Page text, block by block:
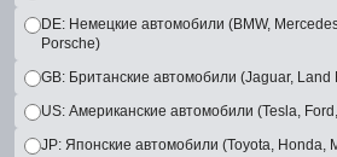
DE: Немецкие автомобили (BMW,
Porsche)
GB: Британские автомобили (Jaguar, Land
US: Американские автомобили (Tesla,
JP: Японские автомобили (Toyota, Honda,